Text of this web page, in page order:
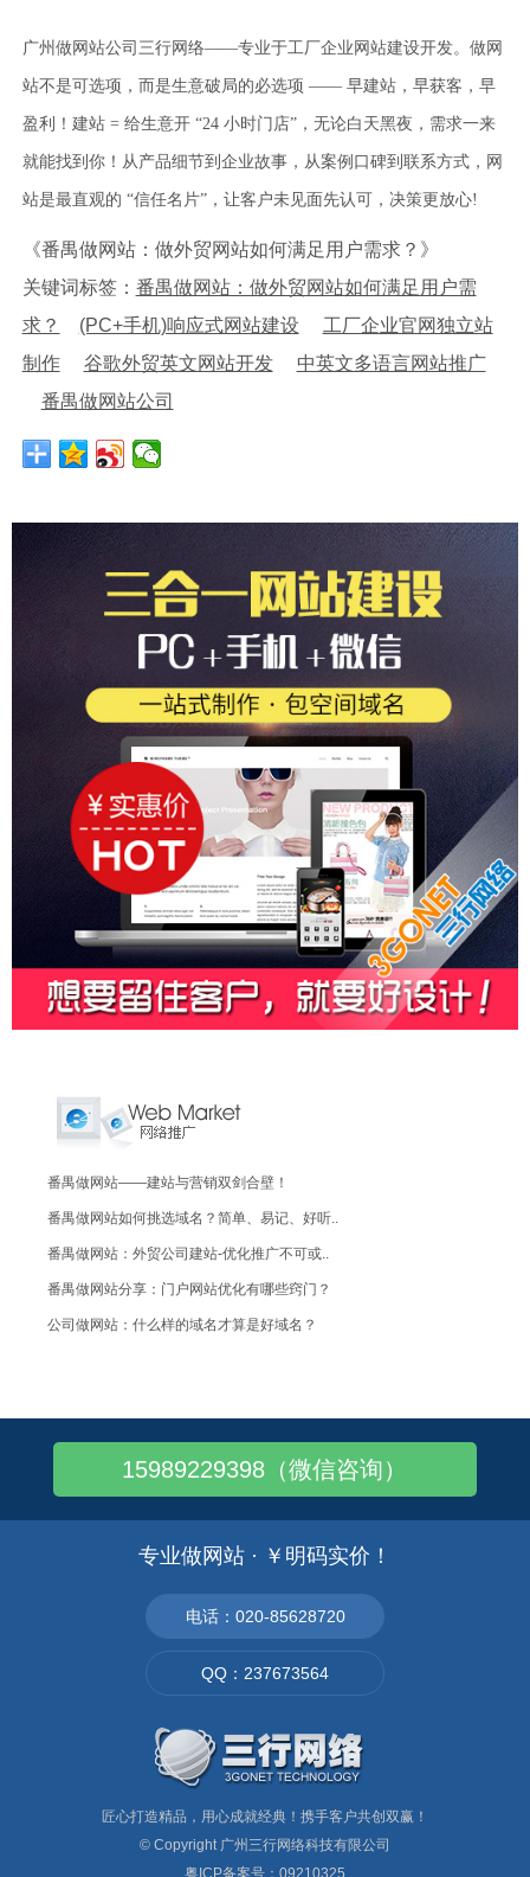
广州做网站公司三行网络——专业于工厂企业网站建设开发。做网
站不是可选项，而是生意破局的必选项 —— 早建站，早获客，早
盈利！建站 = 给生意开 “24 小时门店”，无论白天黑夜，需求一来
就能找到你！从产品细节到企业故事，从案例口碑到联系方式，网
站是最直观的 “信任名片”，让客户未见面先认可，决策更放心!
《番禺做网站：做外贸网站如何满足用户需求？》
关键词标签： 番禺做网站：做外贸网站如何满足用户需
求？
(PC+手机)响应式网站建设
工厂企业官网独立站
制作
谷歌外贸英文网站开发
中英文多语言网站推广
番禺做网站公司
番禺做网站——建站与营销双剑合壁！
番禺做网站如何挑选域名？简单、易记、好听..
番禺做网站：外贸公司建站-优化推广不可或..
番禺做网站分享：门户网站优化有哪些窍门？
公司做网站：什么样的域名才算是好域名？
移动互联网时代：PC+手机+微信网站,缺..
网站不续费会给企业造成什么影响？
一般企业网站需要多大的空间,能放多少张图..
15989229398（微信咨询）
专业做网站 · ￥明码实价！
电话：020-85628720
QQ：237673564
匠心打造精品，用心成就经典！携手客户共创双赢！
© Copyright 广州三行网络科技有限公司